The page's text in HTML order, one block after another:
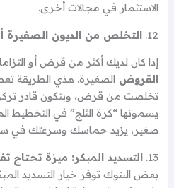
الاستثمار في مجالات أخرى.
12. التخلص من الديون الصغيرة
إذا كان لديك أكثر من قرض أو
القروض الصغيرة. هذي الطريقة
تخلصت من قرض، وبتكون قادر تركز
يسمونها “كرة الثلج” في التخطيط
صغير، يزيد حماسك وسرعتك في
13. التسديد المبكر: ميزة تحتاج
بعض البنوك توفر خيار التسديد